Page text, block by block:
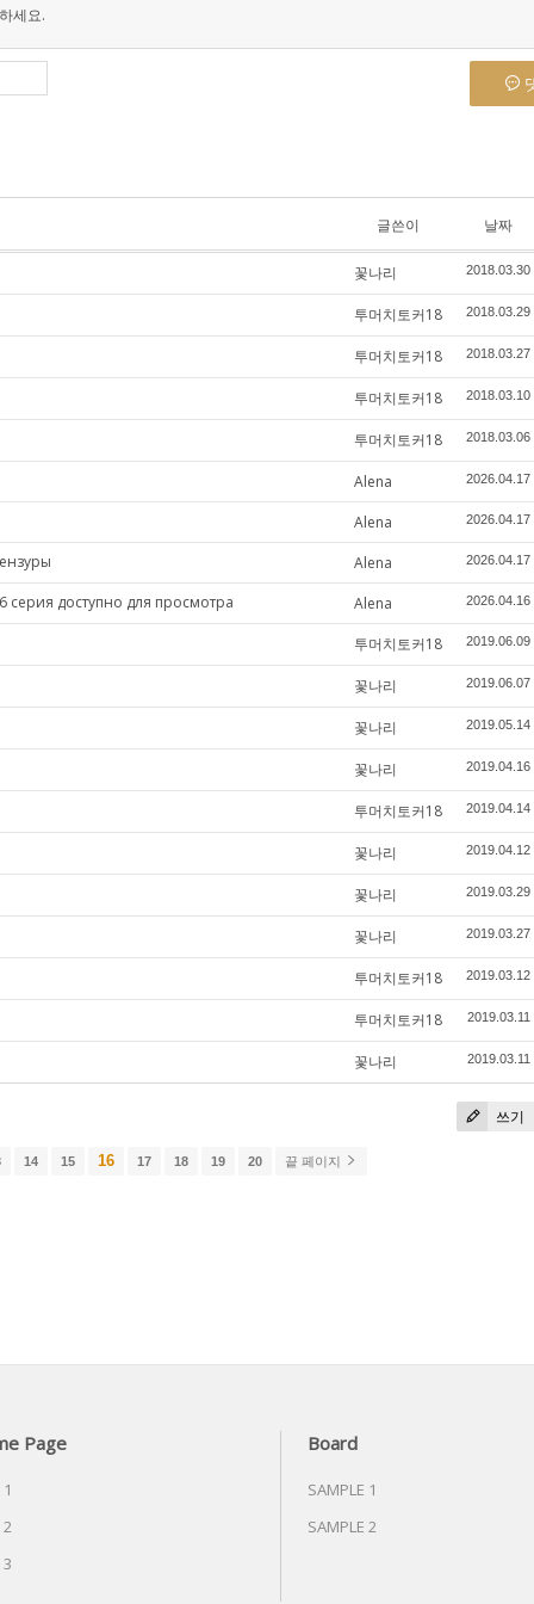
세요.
글쓴이 날짜
꽃나리 2018.03.30
투머치토커18 2018.03.29
투머치토커18 2018.03.27
투머치토커18 2018.03.10
투머치토커18 2018.03.06
Alena 2026.04.17
Alena 2026.04.17
Alena 2026.04.17
серия доступно для просмотра Alena 2026.04.16
투머치토커18 2019.06.09
꽃나리 2019.06.07
꽃나리 2019.05.14
꽃나리 2019.04.16
투머치토커18 2019.04.14
꽃나리 2019.04.12
꽃나리 2019.03.29
꽃나리 2019.03.27
투머치토커18 2019.03.12
투머치토커18 2019.03.11
꽃나리 2019.03.11
쓰기
14 15 16 17 18 19 20 끝 페이지
Page
2
Board
SAMPLE 1
SAMPLE 2